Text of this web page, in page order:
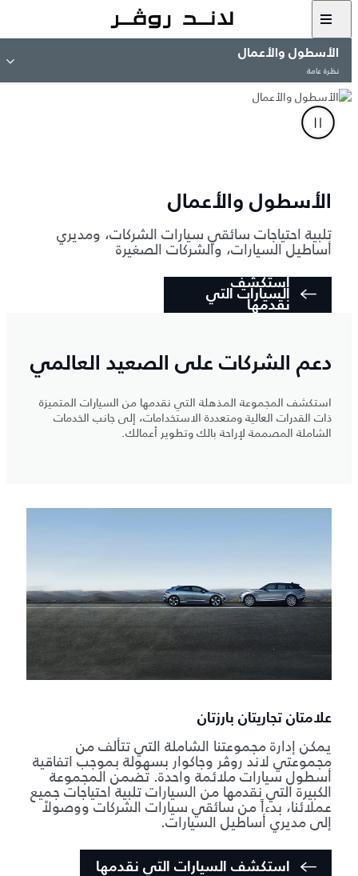
الأسطول والأعمال
نظرة عامة
الأسطول والأعمال
تلبية احتياجات سائقي سيارات الشركات، ومديري
أساطيل السيارات، والشركات الصغيرة
استكشف
السيارات التي
نقدمها
دعم الشركات على الصعيد العالمي
استكشف المجموعة المذهلة التي نقدمها من السيارات المتميزة
ذات القدرات العالية ومتعددة الاستخدامات، إلى جانب الخدمات
الشاملة المصممة لإراحة بالك وتطوير أعمالك.
علامتان تجاريتان بارزتان
يمكن إدارة مجموعتنا الشاملة التي تتألف من
مجموعتي لاند روڤر وجاكوار بسهولة بموجب اتفاقية
أسطول سيارات ملائمة واحدة. تضمن المجموعة
الكبيرة التي نقدمها من السيارات تلبية احتياجات جميع
عملائنا، بدءاً من سائقي سيارات الشركات ووصولاً
إلى مديري أساطيل السيارات.
استكشف السيارات التي نقدمها